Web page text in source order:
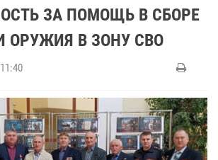
ЗА ПОМОЩЬ В СБОРЕ
ОРУЖИЯ В ЗОНУ СВО